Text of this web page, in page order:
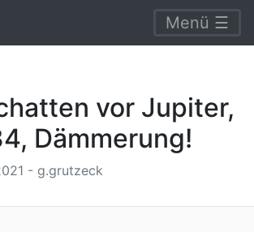
Menü ☰
vor Jupiter,
Dämmerung!
- g.grutzeck